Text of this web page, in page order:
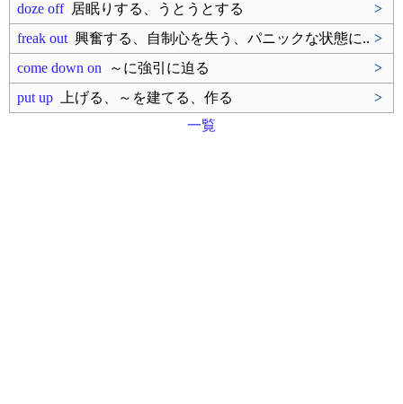
doze off居眠りする、うとうとする
>
freak out 興奮する、自制心を失う、パニックな状態に.. >
come down on ～に強引に迫る
>
put up 上げる、～を建てる、作る
>
一覧